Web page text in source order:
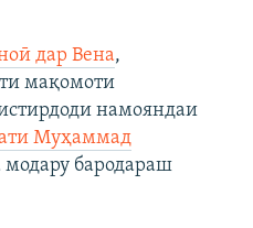
дар Вена,
мақомоти
намояндаи
Муҳаммад
модару бародараш